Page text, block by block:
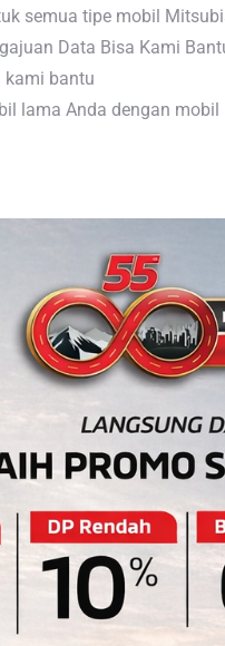
semua tipe mobil
Data Bisa Kami
kami bantu
lama Anda dengan